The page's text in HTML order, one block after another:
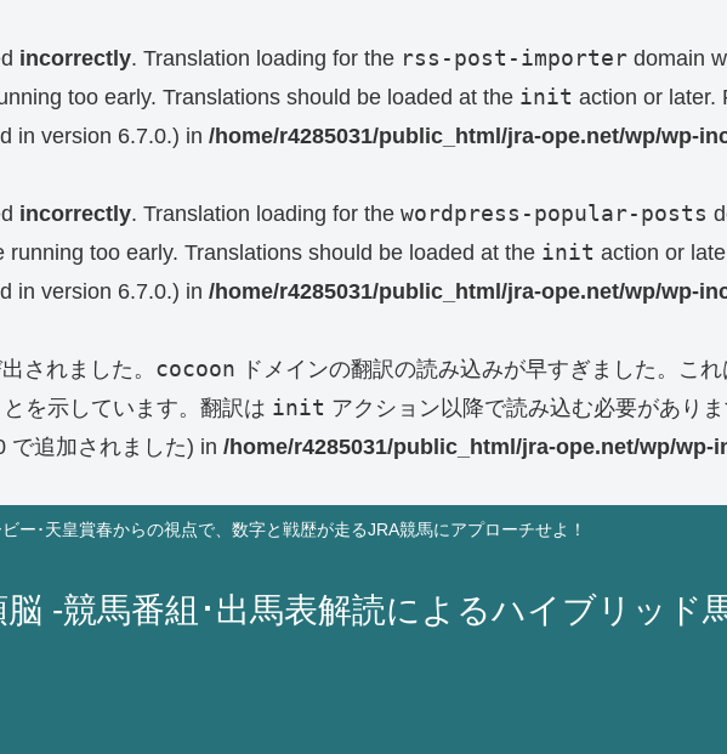
incorrectly. Translation loading for the rss-post-importer domain
too early. Translations should be loaded at the init action or later.
in version 6.7.0.) in /home/r4285031/public_html/jra-ope.net/wp/wp-
incorrectly. Translation loading for the wordpress-popular-posts
too early. Translations should be loaded at the init action or
in version 6.7.0.) in /home/r4285031/public_html/jra-ope.net/wp/wp-
されました。 cocoon ドメインの翻訳の読み込みが早すぎました。こ
を示しています。翻訳は init アクション以降で読み込む必要があり
で追加されました) in /home/r4285031/public_html/jra-ope.net/wp/
ー･天皇賞春からの視点で、数字と戦歴が走るJRA競馬にアプローチせよ！
-競馬番組･出馬表解読によるハイブリッド